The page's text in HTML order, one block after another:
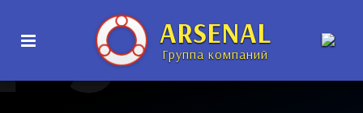
ARSENAL
Группа компаний